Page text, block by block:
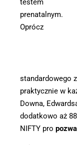
testem
prenatalnym.
Oprócz
standardowego
praktycznie w
Downa,
dodatkowo aż
NIFTY pro